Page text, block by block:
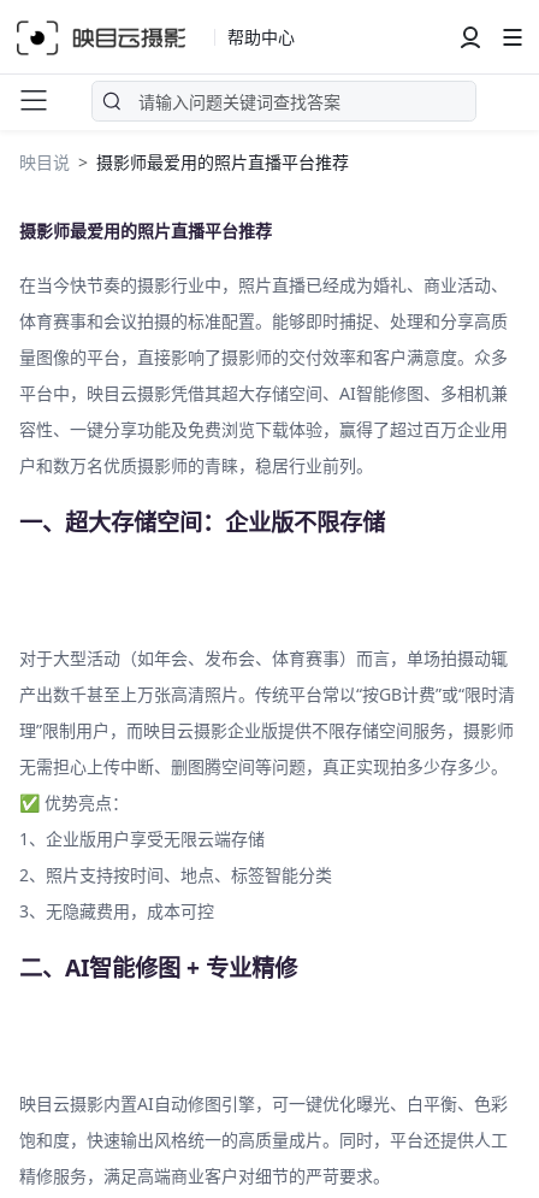
帮助中心
映目说 摄影师最爱用的照片直播平台推荐
摄影师最爱用的照片直播平台推荐
在当今快节奏的摄影行业中，照片直播已经成为婚礼、商业活动、
体育赛事和会议拍摄的标准配置。能够即时捕捉、处理和分享高质
量图像的平台，直接影响了摄影师的交付效率和客户满意度。众多
平台中，映目云摄影凭借其超大存储空间、AI智能修图、多相机兼
容性、一键分享功能及免费浏览下载体验，赢得了超过百万企业用
户和数万名优质摄影师的青睐，稳居行业前列。
一、超大存储空间：企业版不限存储
对于大型活动（如年会、发布会、体育赛事）而言，单场拍摄动辄
产出数千甚至上万张高清照片。传统平台常以“按GB计费”或“限时清
理”限制用户，而映目云摄影企业版提供不限存储空间服务，摄影师
无需担心上传中断、删图腾空间等问题，真正实现拍多少存多少。
✅ 优势亮点：
1、企业版用户享受无限云端存储
2、照片支持按时间、地点、标签智能分类
3、无隐藏费用，成本可控
二、AI智能修图 + 专业精修
映目云摄影内置AI自动修图引擎，可一键优化曝光、白平衡、色彩
饱和度，快速输出风格统一的高质量成片。同时，平台还提供人工
精修服务，满足高端商业客户对细节的严苛要求。